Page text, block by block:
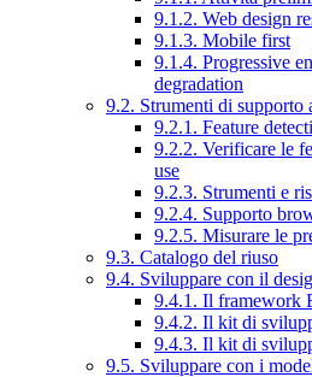
9.1.2. Web design
9.1.3. Mobile first
9.1.4. Progressive
degradation
9.2. Strumenti di
9.2.1. Feature
9.2.2. Verificare le
use
9.2.3. Strumenti e
9.2.4. Supporto
9.2.5. Misurare le
9.3. Catalogo del riuso
9.4. Sviluppare con il
9.4.1. Il framework
9.4.2. Il kit di
9.4.3. Il kit di
9.5. Sviluppare con i